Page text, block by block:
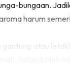
bungaan.
harum